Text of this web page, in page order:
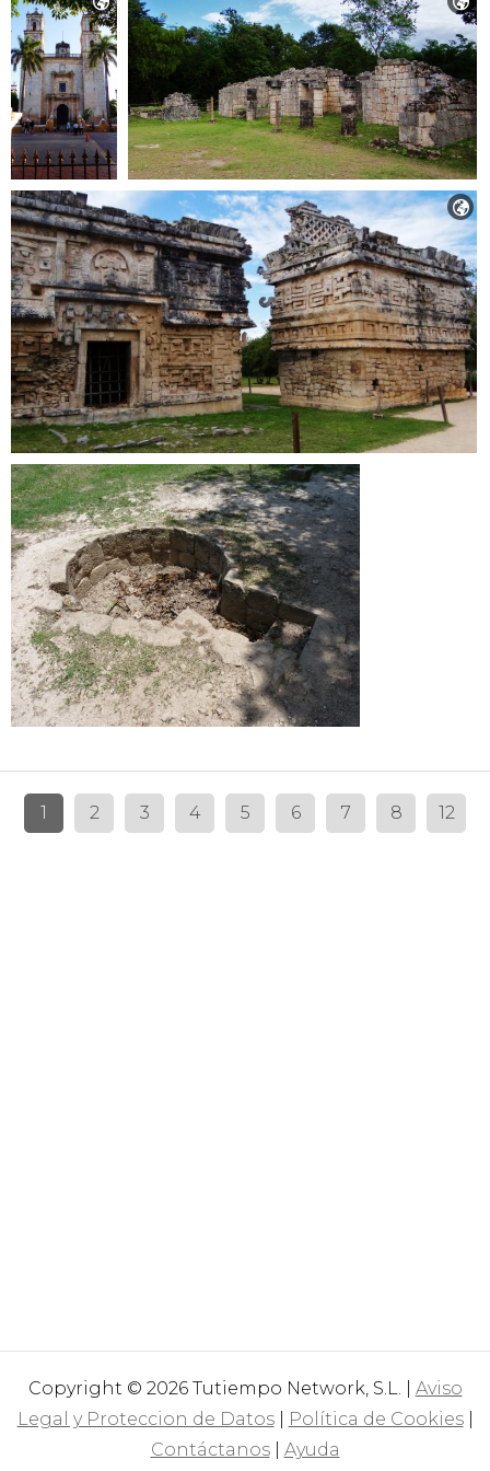

1 2 3 4 5 6 7 8 12
Copyright © 2026 Tutiempo Network, S.L. | Aviso
Legal y Proteccion de Datos| Política de Cookies|
Contáctanos| Ayuda